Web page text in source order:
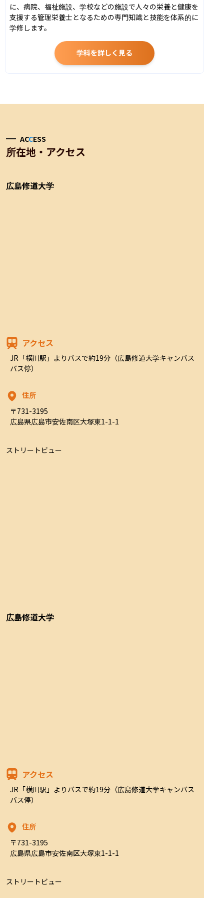
に、病院、福祉施設、学校などの施設で人々の栄養と健康を
支援する管理栄養士となるための専門知識と技能を体系的に
学修します。
学科を詳しく見る
ACCESS
所在地・アクセス
広島修道大学
アクセス
JR「横川駅」よりバスで約19分（広島修道大学キャンバス
バス停）
住所
〒731-3195
広島県広島市安佐南区大塚東1-1-1
ストリートビュー
広島修道大学
アクセス
JR「横川駅」よりバスで約19分（広島修道大学キャンバス
バス停）
住所
〒731-3195
広島県広島市安佐南区大塚東1-1-1
ストリートビュー